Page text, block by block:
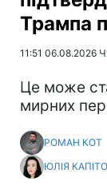
Трампа
11:51 06.08.2026
Це може
мирних
РОМАН КОТ
ЮЛІЯ